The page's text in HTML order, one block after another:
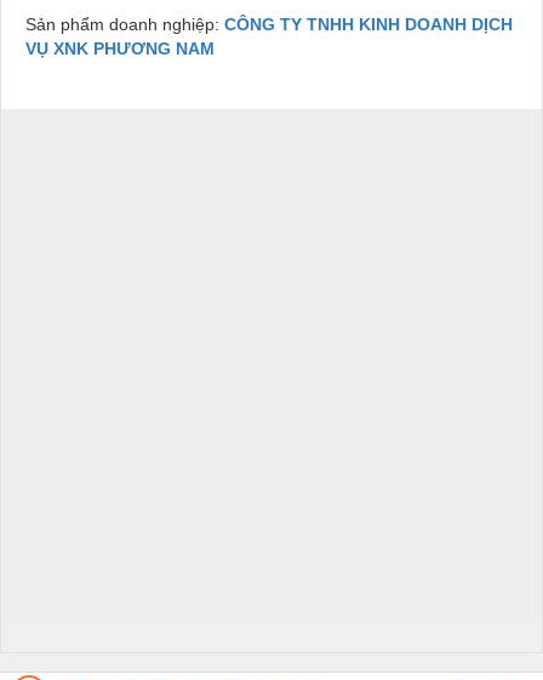
Sản phẩm doanh nghiệp: CÔNG TY TNHH KINH DOANH DỊCH
VỤ XNK PHƯƠNG NAM